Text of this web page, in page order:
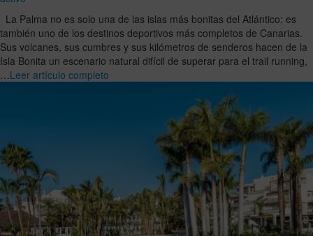
La Palma no es solo una de las islas más bonitas del Atlántico: es
también uno de los destinos deportivos más completos de Canarias.
Sus volcanes, sus cumbres y sus kilómetros de senderos hacen de la
Isla Bonita un escenario natural difícil de superar para el trail running,
…Leer artículo completo